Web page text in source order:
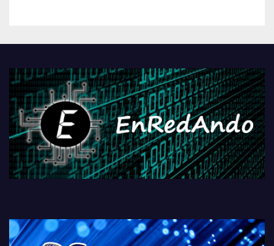
PlayStationeko bideojoko